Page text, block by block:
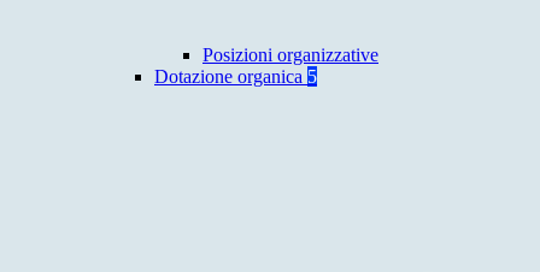
Posizioni organizzative
Dotazione organica 5